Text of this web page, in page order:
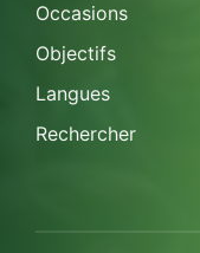
Occasions
Objectifs
Langues
Rechercher